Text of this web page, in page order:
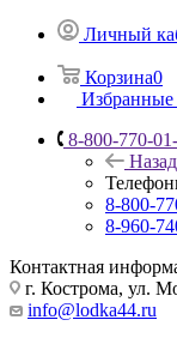
Личный
Корзина0
Избранные
8-800-770-
Назад
8-800-
8-960-
Контактная
г. Кострома, ул.
info@lodka44.ru